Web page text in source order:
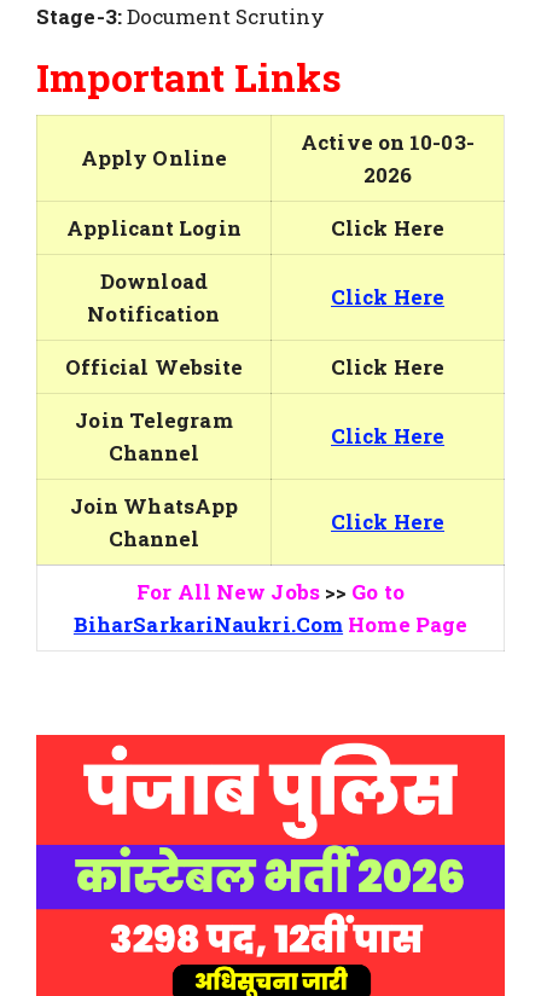
Stage-3:Document Scrutiny
Important Links
Apply Online
Active on 10-03-
2026
Applicant Login
Click Here
Download
Notification
Click Here
Official Website
Click Here
Join Telegram
Channel
Click Here
Join WhatsApp
Channel
Click Here
For All New Jobs>> Go to
BiharSarkariNaukri.Com Home Page